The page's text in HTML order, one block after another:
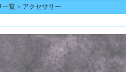
一覧 > アクセサリー